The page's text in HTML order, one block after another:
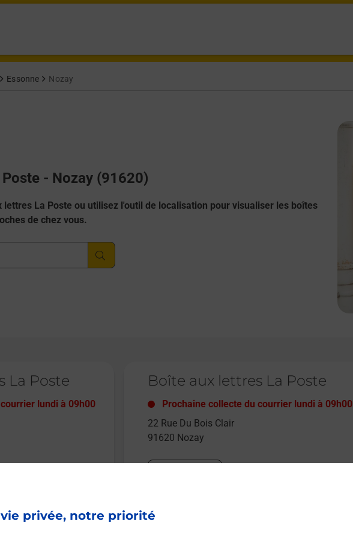
privée, notre priorité
Essonne Nozay
- Nozay (91620)
lettres La Poste ou utilisez l'outil de localisation pour visualiser les boîtes
de chez vous.
La Poste
lundi à 09h00
Boîte aux lettres La Poste
Prochaine collecte du courrier lundi à 09h00
22 Rue Du Bois Clair
91620 Nozay
onglet